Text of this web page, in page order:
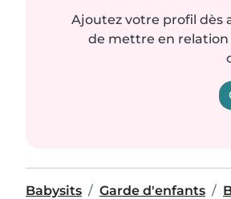
Ajoutez votre profil dès
de mettre en relation
Babysits Garde d'enfants